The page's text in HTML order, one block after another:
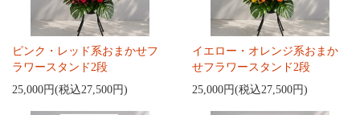
ピンク・レッド系おまかせフ
ラワースタンド2段
25,000円(税込27,500円)
イエロー・オレンジ系おまか
せフラワースタンド2段
25,000円(税込27,500円)